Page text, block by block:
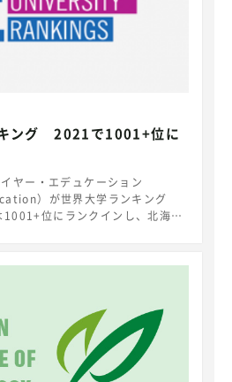
ング 2021で1001+位に
ヤー・エデュケーション
）が世界大学ランキング
位にランクインし、北海道
world-
として、Teaching（教育）、
（被引用論文）、
界からの収入）、